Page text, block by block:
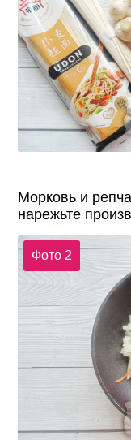
Морковь и
нарежьте
Фото 2